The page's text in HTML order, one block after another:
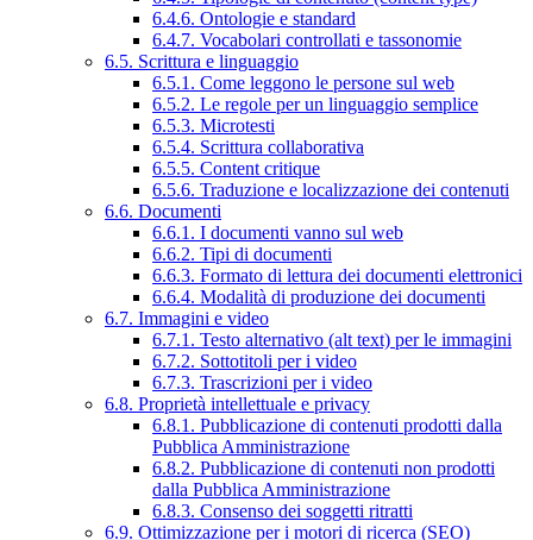
6.4.6. Ontologie e standard
6.4.7. Vocabolari controllati e tassonomie
6.5. Scrittura e linguaggio
6.5.1. Come leggono le persone sul web
6.5.2. Le regole per un linguaggio semplice
6.5.3. Microtesti
6.5.4. Scrittura collaborativa
6.5.5. Content critique
6.5.6. Traduzione e localizzazione dei contenuti
6.6. Documenti
6.6.1. I documenti vanno sul web
6.6.2. Tipi di documenti
6.6.3. Formato di lettura dei documenti elettronici
6.6.4. Modalità di produzione dei documenti
6.7. Immagini e video
6.7.1. Testo alternativo (alt text) per le immagini
6.7.2. Sottotitoli per i video
6.7.3. Trascrizioni per i video
6.8. Proprietà intellettuale e privacy
6.8.1. Pubblicazione di contenuti prodotti dalla
Pubblica Amministrazione
6.8.2. Pubblicazione di contenuti non prodotti
dalla Pubblica Amministrazione
6.8.3. Consenso dei soggetti ritratti
6.9. Ottimizzazione per i motori di ricerca (SEO)